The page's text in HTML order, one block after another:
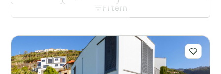
Filtern